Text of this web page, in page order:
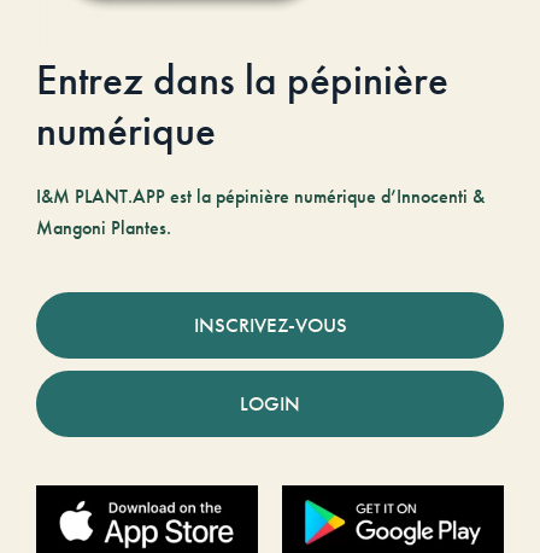
Entrez dans la pépinière
numérique
I&M PLANT.APP est la pépinière numérique d’Innocenti &
Mangoni Plantes.
INSCRIVEZ-VOUS
LOGIN